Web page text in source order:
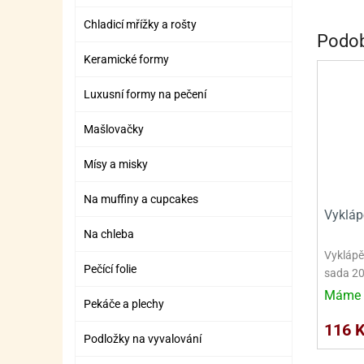
Chladicí mřížky a rošty
Keramické formy
Luxusní formy na pečení
Mašlovačky
Mísy a misky
Na muffiny a cupcakes
Na chleba
Pečící folie
Pekáče a plechy
Podložky na vyvalování
sada
Máme
116